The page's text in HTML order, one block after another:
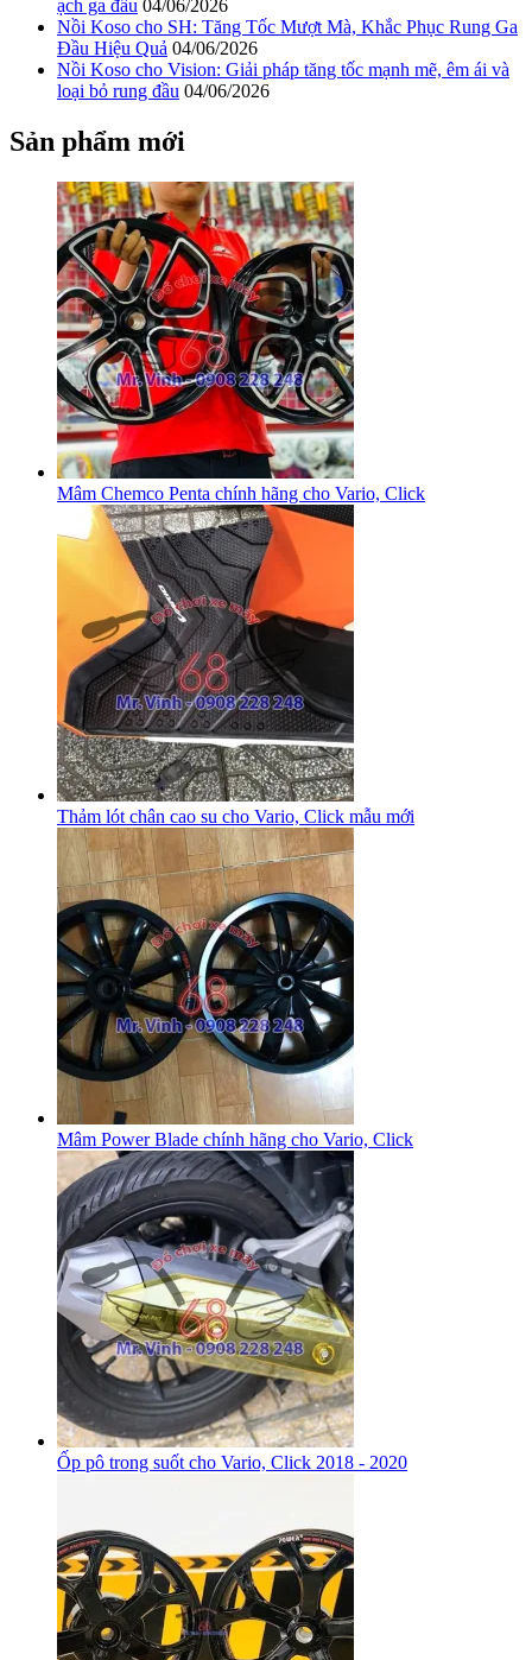
ạch ga đầu 04/06/2026
Nồi Koso cho SH: Tăng Tốc Mượt Mà, Khắc Phục Rung Ga
Đầu Hiệu Quả 04/06/2026
Nồi Koso cho Vision: Giải pháp tăng tốc mạnh mẽ, êm ái và
loại bỏ rung đầu 04/06/2026
Sản phẩm mới
Mâm Chemco Penta chính hãng cho Vario, Click
Thảm lót chân cao su cho Vario, Click mẫu mới
Mâm Power Blade chính hãng cho Vario, Click
Ốp pô trong suốt cho Vario, Click 2018 - 2020